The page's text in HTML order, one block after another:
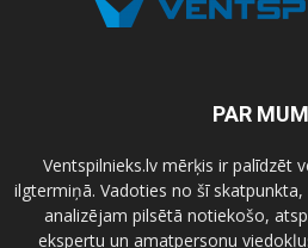
PAR
Ventspilnieks.lv mērķis ir palīdzēt
ilgtermiņā. Vadoties no šī
analizējam pilsētā notiekošo,
ekspertu un amatpersonu